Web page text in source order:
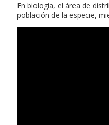
En biología, el área de
población de la especie,